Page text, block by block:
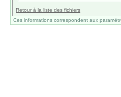
Retour à la liste des fichiers
Ces informations correspondent aux